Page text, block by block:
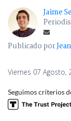
Jaime
Publicado por
Viernes 07 Agosto,
Seguimos criterios